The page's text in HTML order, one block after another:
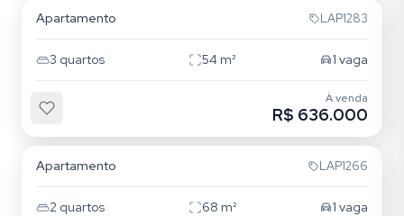
Apartamento LAP1283
3 quartos 54 m² 1 vaga
À venda
R$ 636.000
Apartamento LAP1266
2 quartos 68 m² 1 vaga